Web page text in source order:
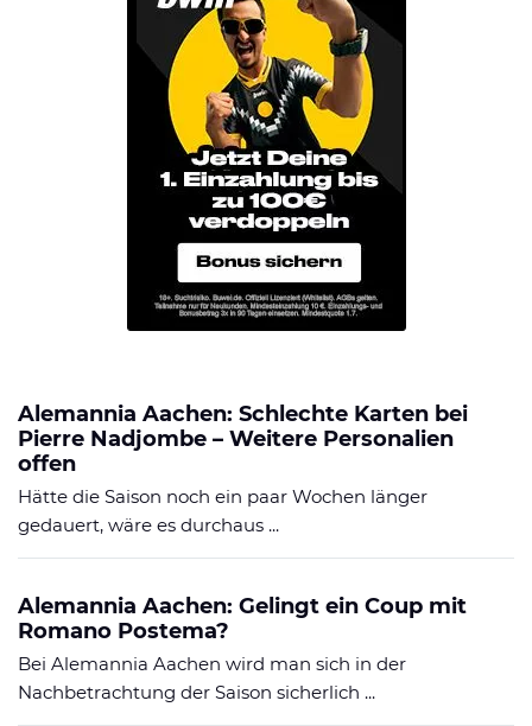
Alemannia Aachen: Schlechte Karten bei
Pierre Nadjombe – Weitere Personalien
offen
Hätte die Saison noch ein paar Wochen länger
gedauert, wäre es durchaus ...
Alemannia Aachen: Gelingt ein Coup mit
Romano Postema?
Bei Alemannia Aachen wird man sich in der
Nachbetrachtung der Saison sicherlich ...